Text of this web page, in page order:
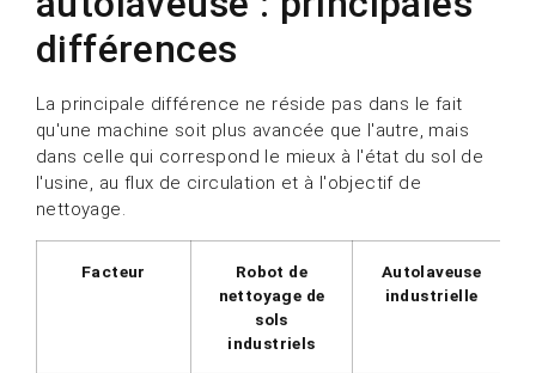
différences
La principale différence ne réside pas dans le fait
qu'une machine soit plus avancée que l'autre, mais
dans celle qui correspond le mieux à l'état du sol de
l'usine, au flux de circulation et à l'objectif de
nettoyage.
Facteur
Robot de
nettoyage de
sols
industriels
Autolaveuse
industrielle